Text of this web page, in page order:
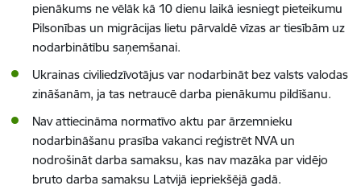
pienākums ne vēlāk kā 10 dienu laikā iesniegt pieteikumu
Pilsonības un migrācijas lietu pārvaldē vīzas ar tiesībām uz
nodarbinātību saņemšanai.
Ukrainas civiliedzīvotājus var nodarbināt bez valsts valodas
zināšanām, ja tas netraucē darba pienākumu pildīšanu.
Nav attiecināma normatīvo aktu par ārzemnieku
nodarbināšanu prasība vakanci reģistrēt NVA un
nodrošināt darba samaksu, kas nav mazāka par vidējo
bruto darba samaksu Latvijā iepriekšējā gadā.